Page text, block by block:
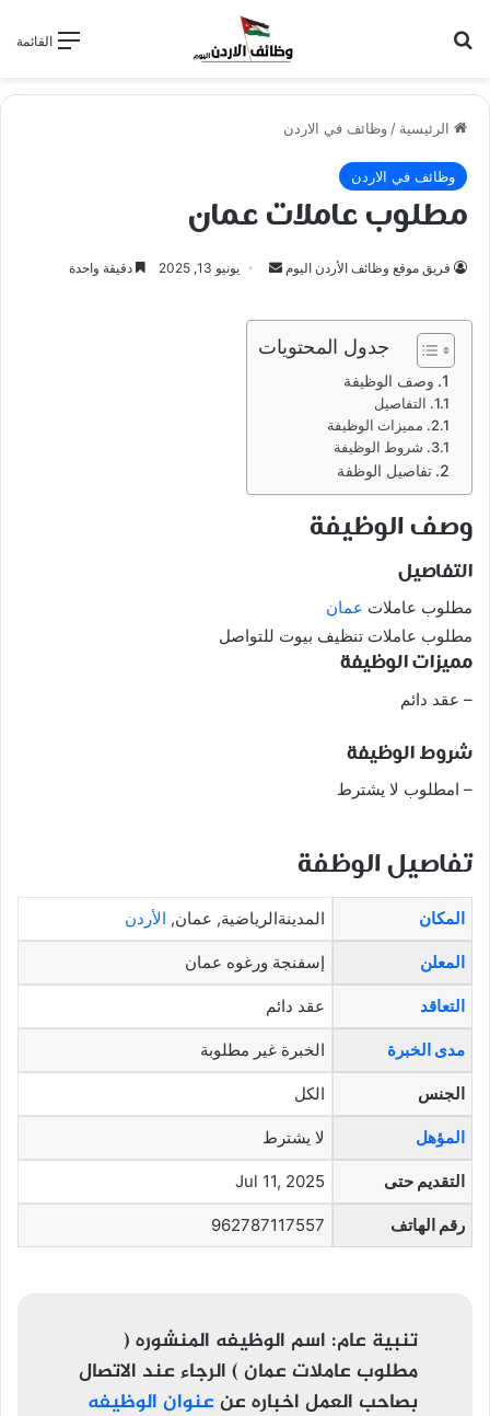
القائمة
الرئيسية /وظائف في الاردن
وظائف في الاردن
مطلوب عاملات عمان
فريق موقع وظائف الأردن اليوم
أرسل
إلكترونيا
يونيو 13, 2025 دقيقة واحدة
جدول المحتويات
وصف الوظيفة
التفاصيل
مميزات الوظيفة
شروط الوظيفة
تفاصيل الوظفة
وصف الوظيفة
التفاصيل
مطلوب عاملات عمان
مطلوب عاملات تنظيف بيوت للتواصل
مميزات الوظيفة
– عقد دائم
شروط الوظيفة
– امطلوب لا يشترط
تفاصيل الوظفة
المكان المدينةالرياضية, عمان, الأردن
المعلن إسفنجة ورغوه عمان
التعاقد عقد دائم
مدى الخبرة الخبرة غير مطلوبة
الجنس الكل
المؤهل لا يشترط
التقديم حتى Jul 11, 2025
رقم الهاتف 962787117557
تنبية عام: اسم الوظيفه المنشوره (
مطلوب عاملات عمان ) الرجاء عند الاتصال
بصاحب العمل اخباره عن عنوان الوظيفه